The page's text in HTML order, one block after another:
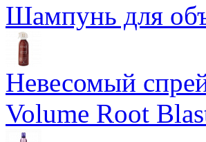
Шампунь для
Невесомый
Volume Root